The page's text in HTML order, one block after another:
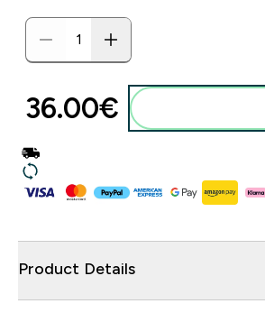
36.00€‎
Product Details